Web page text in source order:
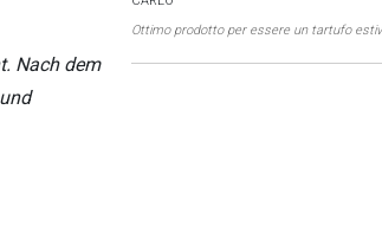
Nach dem
anche con pezzatura grande